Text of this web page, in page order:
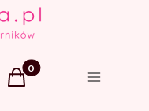
Produkty w koszyku: 0.
Koszyk Menu